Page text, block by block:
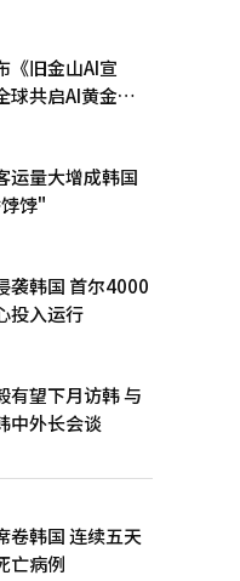
《旧金山AI宣
球共启AI黄金时
运量大增成韩国
饽"
袭韩国 首尔4000
投入运行
有望下月访韩 与
中外长会谈
卷韩国 连续五天
亡病例